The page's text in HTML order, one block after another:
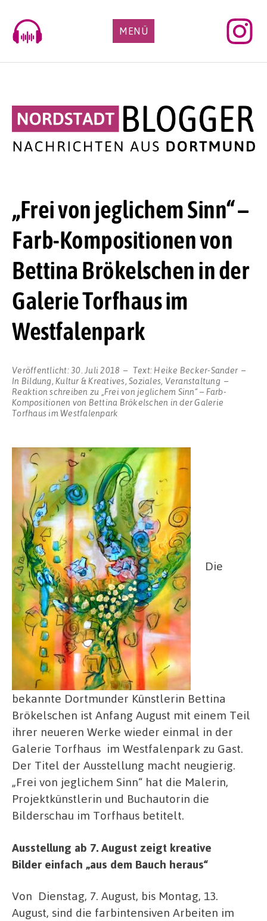
content
MENÜ
„Frei von jeglichem Sinn“ –
Farb-Kompositionen von
Bettina Brökelschen in der
Galerie Torfhaus im
Westfalenpark
Veröffentlicht:30. Juli 2018 Text: Heike Becker-Sander
In Bildung, Kultur & Kreatives, Soziales, Veranstaltung
Reaktion schreiben zu „Frei von jeglichem Sinn“ – Farb-
Kompositionen von Bettina Brökelschen in der Galerie
Torfhaus im Westfalenpark
Die
bekannte Dortmunder Künstlerin Bettina
Brökelschen ist Anfang August mit einem Teil
ihrer neueren Werke wieder einmal in der
Galerie Torfhaus im Westfalenpark zu Gast.
Der Titel der Ausstellung macht neugierig.
„Frei von jeglichem Sinn“ hat die Malerin,
Projektkünstlerin und Buchautorin die
Bilderschau im Torfhaus betitelt.
Ausstellung ab 7. August zeigt kreative
Bilder einfach „aus dem Bauch heraus“
Von Dienstag, 7. August, bis Montag, 13.
August, sind die farbintensiven Arbeiten im